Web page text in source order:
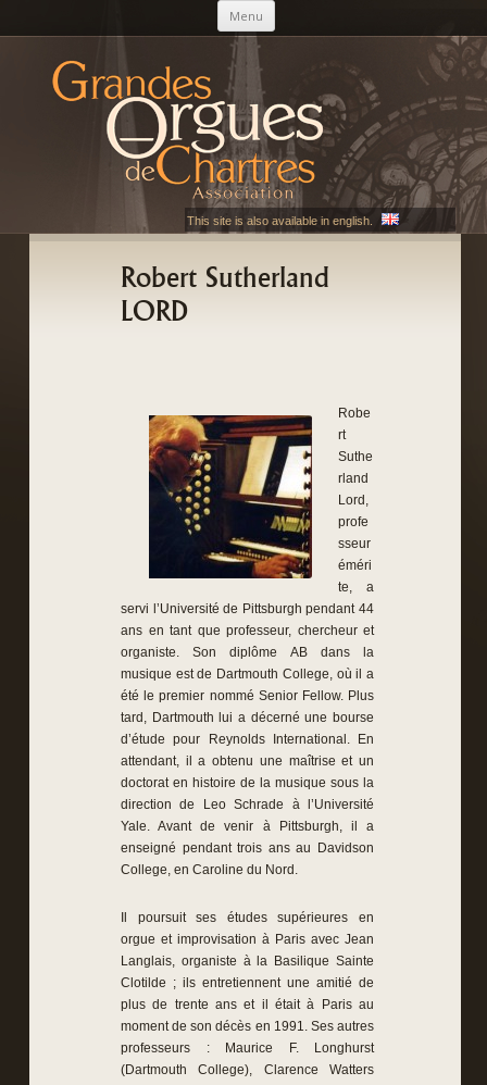
Menu Aller au contenu principal
AGOC
Les Grandes Orgues de Chartres
This site is also available in english.
Robert Sutherland
LORD
Robe
rt
Suthe
rland
Lord,
profe
sseur
éméri
te, a
servi l’Université de Pittsburgh pendant 44
ans en tant que professeur, chercheur et
organiste. Son diplôme AB dans la
musique est de Dartmouth College, où il a
été le premier nommé Senior Fellow. Plus
tard, Dartmouth lui a décerné une bourse
d’étude pour Reynolds International. En
attendant, il a obtenu une maîtrise et un
doctorat en histoire de la musique sous la
direction de Leo Schrade à l’Université
Yale. Avant de venir à Pittsburgh, il a
enseigné pendant trois ans au Davidson
College, en Caroline du Nord.
Il poursuit ses études supérieures en
orgue et improvisation à Paris avec Jean
Langlais, organiste à la Basilique Sainte
Clotilde ; ils entretiennent une amitié de
plus de trente ans et il était à Paris au
moment de son décès en 1991. Ses autres
professeurs : Maurice F. Longhurst
(Dartmouth College), Clarence Watters